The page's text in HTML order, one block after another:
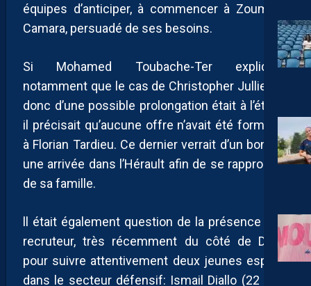
équipes d’anticiper, à commencer à Zoumana
Camara, persuadé de ses besoins.
Si Mohamed Toubache-Ter expliquait
notamment que le cas de Christopher Jullien et
donc d’une possible prolongation était à l’étude,
il précisait qu’aucune offre n’avait été formulée
à Florian Tardieu. Ce dernier verrait d’un bon œil
une arrivée dans l’Hérault afin de se rapprocher
de sa famille.
ll était également question de la présence d’un
recruteur, très récemment du côté de Dijon,
pour suivre attentivement deux jeunes espoirs
dans le secteur défensif: Ismail Diallo (22 ans)